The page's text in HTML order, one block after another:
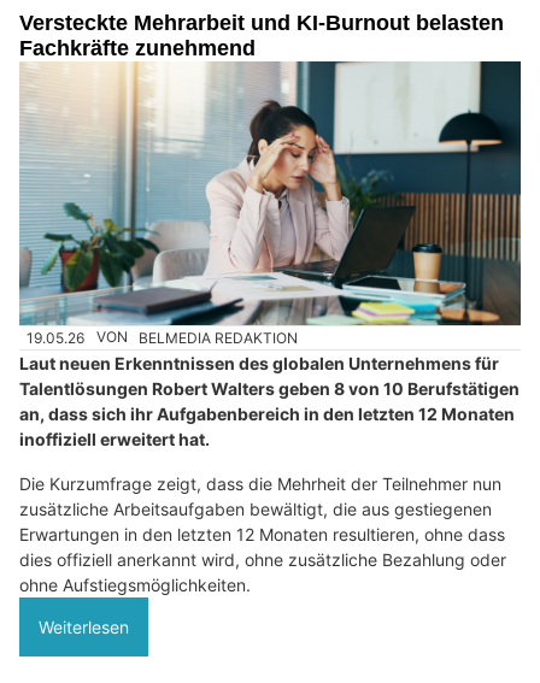
Versteckte Mehrarbeit und KI-Burnout belasten
Fachkräfte zunehmend
19.05.26 VON BELMEDIA REDAKTION
Laut neuen Erkenntnissen des globalen Unternehmens für
Talentlösungen Robert Walters geben 8 von 10 Berufstätigen
an, dass sich ihr Aufgabenbereich in den letzten 12 Monaten
inoffiziell erweitert hat.
Die Kurzumfrage zeigt, dass die Mehrheit der Teilnehmer nun
zusätzliche Arbeitsaufgaben bewältigt, die aus gestiegenen
Erwartungen in den letzten 12 Monaten resultieren, ohne dass
dies offiziell anerkannt wird, ohne zusätzliche Bezahlung oder
ohne Aufstiegsmöglichkeiten.
Weiterlesen